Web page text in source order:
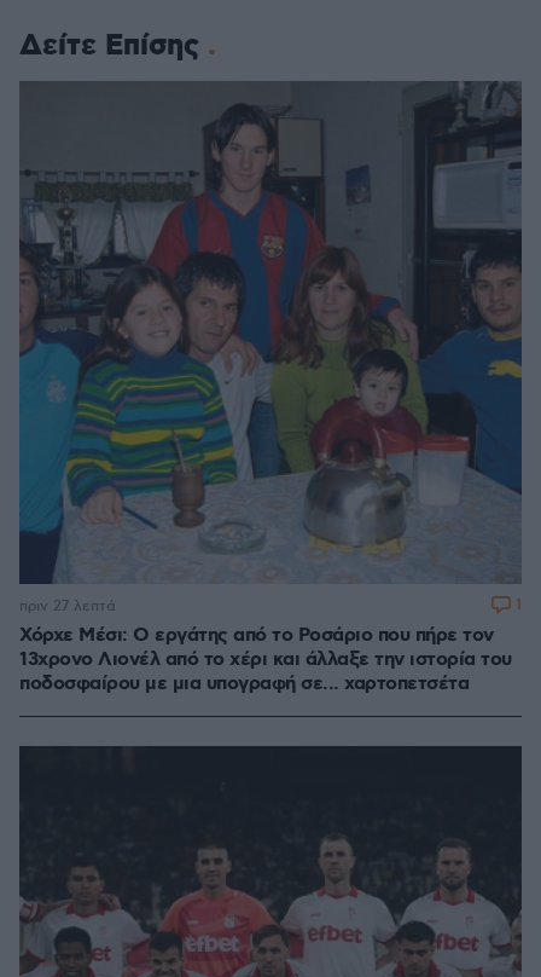
Δείτε Επίσης
Χόρχε Μέσι: Ο εργάτης από το Ροσάριο που πήρε τον
13χρονο Λιονέλ από το χέρι και άλλαξε την ιστορία του
ποδοσφαίρου με μια υπογραφή σε... χαρτοπετσέτα
πριν 27 λεπτά 1